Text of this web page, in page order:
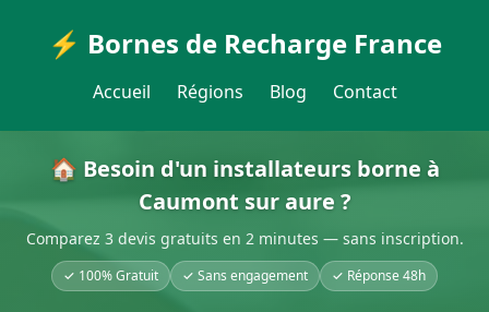
⚡ Bornes de Recharge France
Accueil Régions Blog Contact
🏠 Besoin d'un installateurs borne à
Caumont sur aure ?
Comparez 3 devis gratuits en 2 minutes — sans inscription.
✓ 100% Gratuit ✓ Sans engagement ✓ Réponse 48h